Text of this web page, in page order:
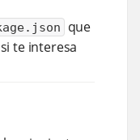
que
te interesa